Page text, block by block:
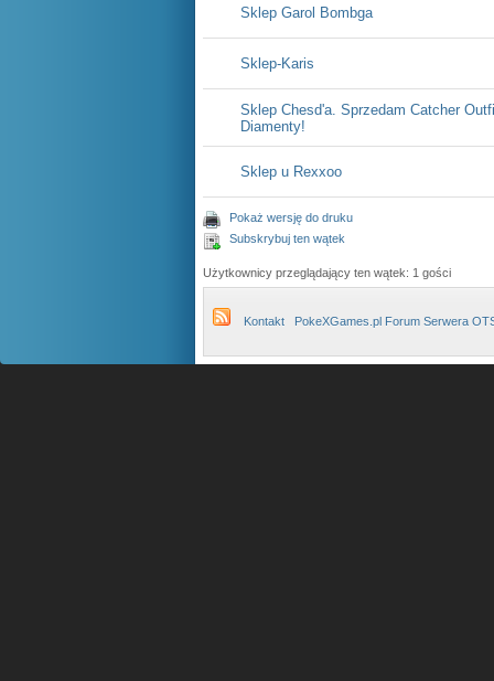
Sklep Garol Bombga
Sklep-Karis
Sklep Chesd'a. Sprzedam Catcher
Diamenty!
Sklep u Rexxoo
Pokaż wersję do druku
Subskrybuj ten wątek
Użytkownicy przeglądający ten wątek: 1 gości
Kontakt PokeXGames.pl Forum Serwera